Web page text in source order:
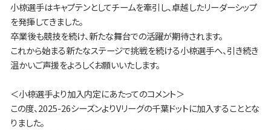
小椋選手はキャプテンとしてチームを牽引し、卓越したリーダーシップ
を発揮してきました。
卒業後も競技を続け、新たな舞台での活躍が期待されます。
これから始まる新たなステージで挑戦を続ける小椋選手へ、引き続き
温かいご声援をよろしくお願いいたします。
＜小椋選手より加入内定にあたってのコメント＞
この度、2025-26シーズンよりVリーグの千葉ドットに加入することとな
りました。